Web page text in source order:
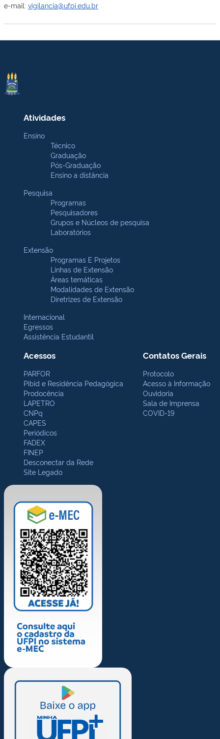
e-mail: vigilancia@ufpi.edu.br
Atividades
Ensino
Técnico
Graduação
Pós-Graduação
Ensino a distância
Pesquisa
Programas
Pesquisadores
Grupos e Núcleos de pesquisa
Laboratórios
Extensão
Programas E Projetos
Linhas de Extensão
Áreas temáticas
Modalidades de Extensão
Diretrizes de Extensão
Internacional
Egressos
Assistência Estudantil
Acessos
PARFOR
Pibid e Residência Pedagógica
Prodocência
LAPETRO
CNPq
CAPES
Periódicos
FADEX
FINEP
Desconectar da Rede
Site Legado
Contatos Gerais
Protocolo
Acesso à Informação
Ouvidoria
Sala de Imprensa
COVID-19